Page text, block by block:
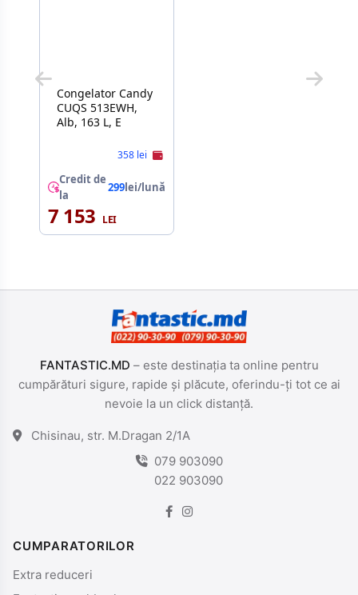
Congelator Candy
CUQS 513EWH,
Alb, 163 L, E
358 lei
Credit de
la
299lei/lună
7 153
FANTASTIC.MD – este destinația ta online pentru
cumpărături sigure, rapide și plăcute, oferindu-ți tot ce ai
nevoie la un click distanță.
Chisinau, str. M.Dragan 2/1A
079 903090
022 903090
CUMPARATORILOR
Extra reduceri